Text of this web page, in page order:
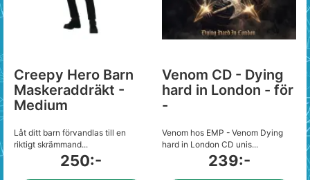
Creepy Hero Barn
Maskeraddräkt -
Medium
Låt ditt barn förvandlas till en
riktigt skrämmand...
250:-
Venom CD - Dying
hard in London - för
-
Venom hos EMP - Venom Dying
hard in London CD unis...
239:-